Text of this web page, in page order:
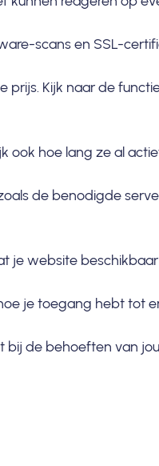
scans en SSL-
Kijk naar de
ook hoe lang ze al
de benodigde
je website beschikbaar
je toegang hebt tot
bij de behoeften van